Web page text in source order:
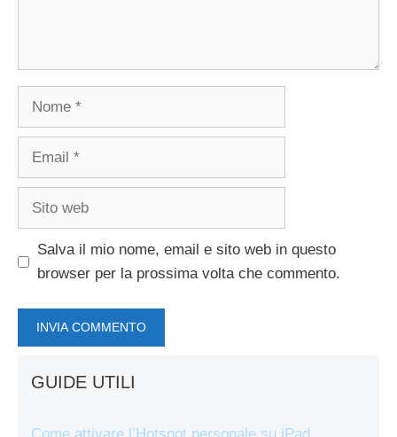
Nome
Email
Sito
Salva il mio nome, email e sito web in questo
browser per la prossima volta che commento.
GUIDE UTILI